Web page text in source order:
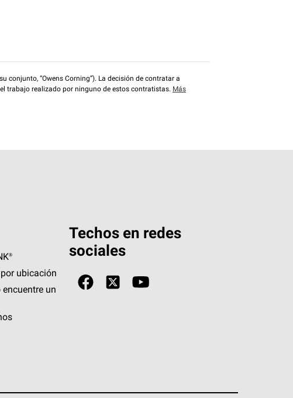
conjunto, “Owens Corning”). La decisión de contratar a
trabajo realizado por ninguno de estos contratistas. Más
ubicación
encuentre un
Techos en redes
sociales